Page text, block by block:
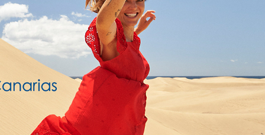
VIAJES INSULAR
2024